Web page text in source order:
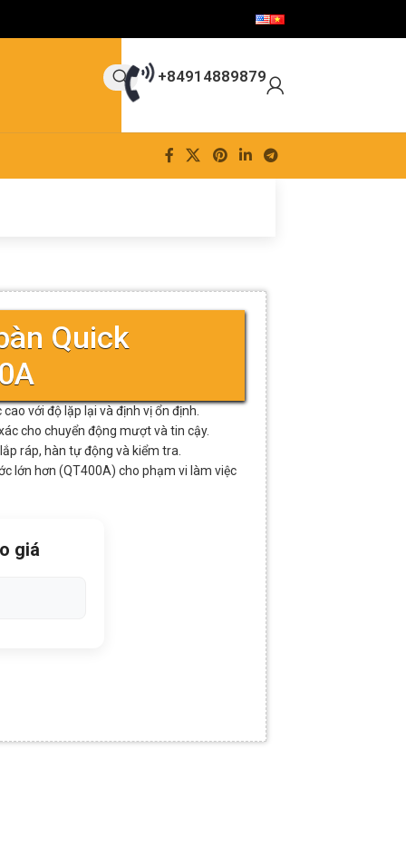
+84914889879
Quick
với độ lặp lại và định vị ổn định.
cho chuyển động mượt và tin cậy.
ráp, hàn tự động và kiểm tra.
lớn hơn (QT400A) cho phạm vi làm việc
giá